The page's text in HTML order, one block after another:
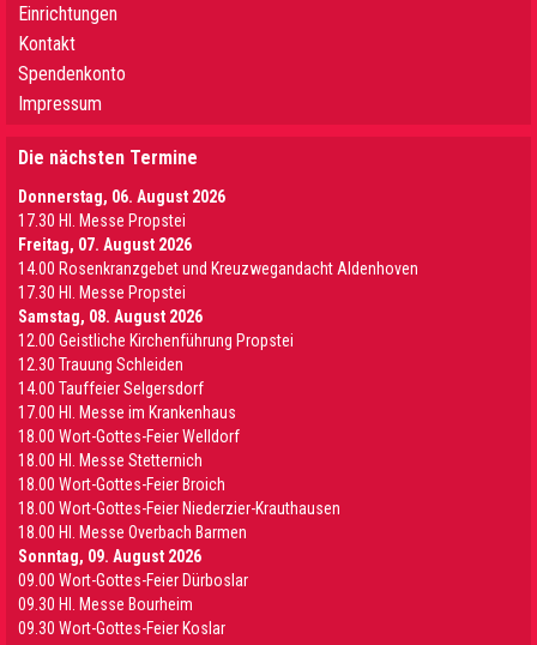
Einrichtungen
Kontakt
Spendenkonto
Impressum
Die nächsten Termine
Donnerstag, 06. August 2026
17.30 Hl. Messe Propstei
Freitag, 07. August 2026
14.00 Rosenkranzgebet und Kreuzwegandacht Aldenhoven
17.30 Hl. Messe Propstei
Samstag, 08. August 2026
12.00 Geistliche Kirchenführung Propstei
12.30 Trauung Schleiden
14.00 Tauffeier Selgersdorf
17.00 Hl. Messe im Krankenhaus
18.00 Wort-Gottes-Feier Welldorf
18.00 Hl. Messe Stetternich
18.00 Wort-Gottes-Feier Broich
18.00 Wort-Gottes-Feier Niederzier-Krauthausen
18.00 Hl. Messe Overbach Barmen
Sonntag, 09. August 2026
09.00 Wort-Gottes-Feier Dürboslar
09.30 HI. Messe Bourheim
09.30 Wort-Gottes-Feier Koslar